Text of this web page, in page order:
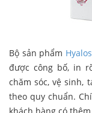
Bộ sản phẩm
được công bố, in
chăm sóc, vệ sinh,
theo quy chuẩn.